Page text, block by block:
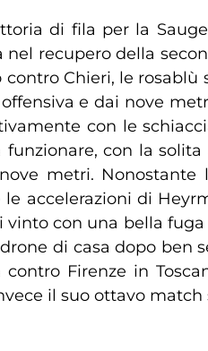
di fila per la
nel recupero della
Chieri, le
e dai nove
con le
con la
metri.
accelerazioni di
con una bella
di casa dopo ben
Firenze in
il suo ottavo